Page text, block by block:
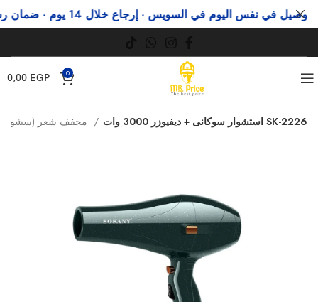
0
0,00 EGP
استشوار سوكانى + ديفيوزر 3000 وات SK-2226
في نفس اليوم في السويس · إرجاع خلال 14 يوم · ضمان رسمي